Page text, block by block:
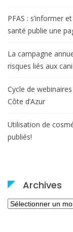
PFAS : s’informer
santé publie une
La campagne
risques liés aux
Cycle de
Côte d’Azur
Utilisation de
publiés!
Archives
Archives